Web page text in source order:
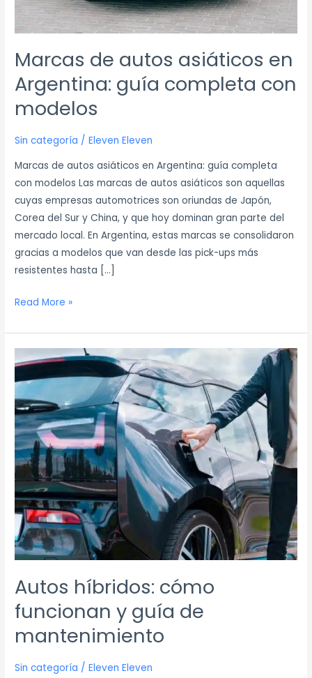
Marcas de autos asiáticos en
Argentina: guía completa con
modelos
Sin categoría /Eleven Eleven
Marcas de autos asiáticos en Argentina: guía completa
con modelos Las marcas de autos asiáticos son aquellas
cuyas empresas automotrices son oriundas de Japón,
Corea del Sur y China, y que hoy dominan gran parte del
mercado local. En Argentina, estas marcas se consolidaron
gracias a modelos que van desde las pick-ups más
resistentes hasta […]
Read More »
Autos híbridos: cómo
funcionan y guía de
mantenimiento
Sin categoría /Eleven Eleven
Autos
híbridos:
cómo
funcionan
y
guía
de
mantenimiento